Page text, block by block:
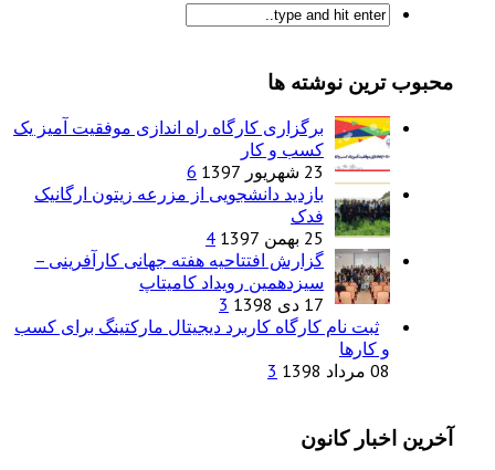
محبوب ترین نوشته ها
برگزاری کارگاه راه اندازی موفقیت آمیز یک
کسب و کار
23 شهریور 1397
6
بازدید دانشجویی از مزرعه زیتون ارگانیک
فدک
25 بهمن 1397
4
گزارش افتتاحیه هفته جهانی کارآفرینی –
سیزدهمین رویداد کامیتاپ
17 دی 1398
3
ثبت نام کارگاه کاربرد دیجیتال مارکتینگ برای کسب
و کارها
08 مرداد 1398
3
آخرین اخبار کانون